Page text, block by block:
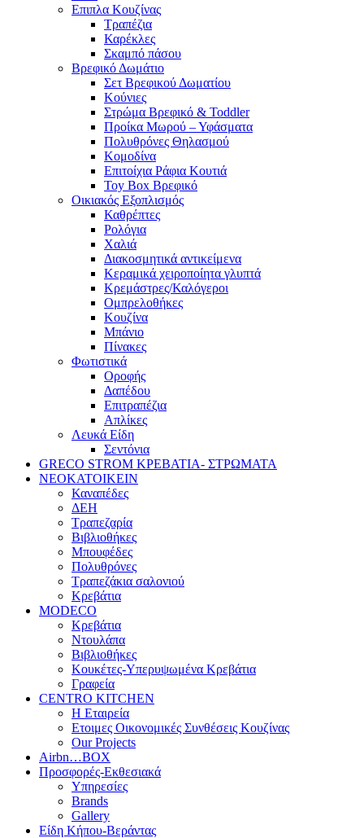
Επιπλα Κουζίνας
Τραπέζια
Καρέκλες
Σκαμπό πάσου
Βρεφικό Δωμάτιο
Σετ Βρεφικού Δωματίου
Κούνιες
Στρώμα Βρεφικό & Toddler
Προίκα Μωρού – Υφάσματα
Πολυθρόνες Θηλασμού
Κομοδίνα
Επιτοίχια Ράφια Κουτιά
Toy Box Βρεφικό
Οικιακός Εξοπλισμός
Καθρέπτες
Ρολόγια
Χαλιά
Διακοσμητικά αντικείμενα
Κεραμικά χειροποίητα γλυπτά
Κρεμάστρες/Καλόγεροι
Ομπρελοθήκες
Κουζίνα
Μπάνιο
Πίνακες
Φωτιστικά
Οροφής
Δαπέδου
Επιτραπέζια
Απλίκες
Λευκά Είδη
Σεντόνια
GRECO STROM ΚΡΕΒΑΤΙΑ- ΣΤΡΩΜΑΤΑ
ΝΕΟΚΑΤΟΙΚΕΙΝ
Καναπέδες
ΔΕΗ
Τραπεζαρία
Βιβλιοθήκες
Μπουφέδες
Πολυθρόνες
Τραπεζάκια σαλονιού
Κρεβάτια
MODECO
Κρεβάτια
Ντουλάπα
Βιβλιοθήκες
Κουκέτες-Υπερυψωμένα Κρεβάτια
Γραφεία
CENTRO KITCHEN
Η Εταιρεία
Ετοιμες Οικονομικές Συνθέσεις Κουζίνας
Our Projects
Airbn…BOX
Προσφορές-Εκθεσιακά
Υπηρεσίες
Brands
Gallery
Είδη Κήπου-Βεράντας